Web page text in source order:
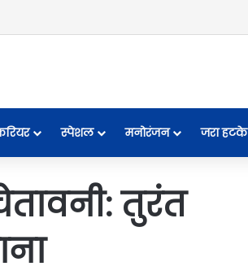
स्पेशल मनोरंजन जरा हटके
तुरंत